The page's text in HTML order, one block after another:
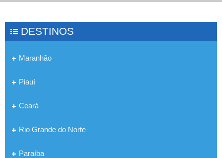
DESTINOS
Maranhão
Piauí
Ceará
Rio Grande do Norte
Paraíba